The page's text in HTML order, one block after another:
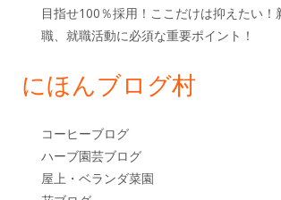
目指せ100％採用！ここだけは抑えたい！
職、就職活動に必須な重要ポイント！
にほんブログ村
コーヒーブログ
ハーブ園芸ブログ
屋上・ベランダ菜園